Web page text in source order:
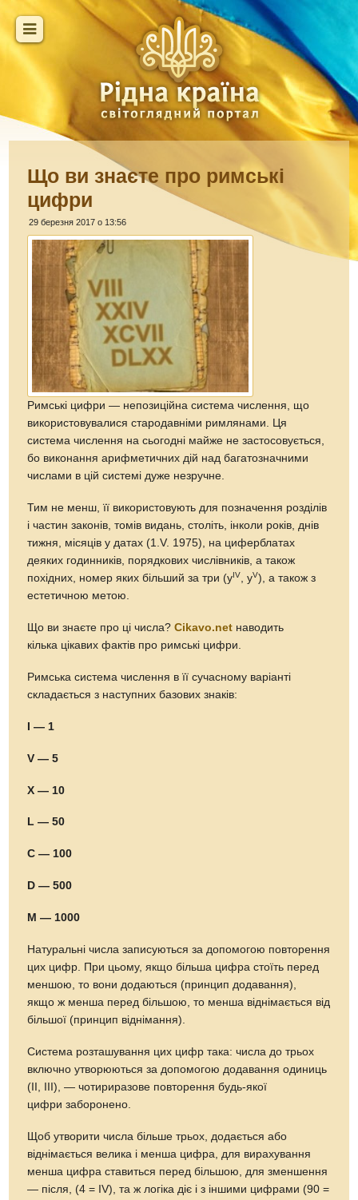
Що ви знаєте про римські
цифри
29 березня 2017 о 13:56
Римські цифри — непозиційна система числення, що
використовувалися стародавніми римлянами. Ця
система числення на сьогодні майже не застосовується,
бо виконання арифметичних дій над багатозначними
числами в цій системі дуже незручне.
Тим не менш, її використовують для позначення розділів
і частин законів, томів видань, століть, інколи років, днів
тижня, місяців у датах (1.V. 1975), на циферблатах
деяких годинників, порядкових числівників, а також
похідних, номер яких більший за три (yIV , yV), а також з
естетичною метою.
Що ви знаєте про ці числа?Сikavo.net наводить
кілька цікавих фактів про римські цифри.
Римська система числення в її сучасному варіанті
складається з наступних базових знаків:
I — 1
V — 5
X — 10
L — 50
C — 100
D — 500
M — 1000
Натуральні числа записуються за допомогою повторення
цих цифр. При цьому, якщо більша цифра стоїть перед
меншою, то вони додаються (принцип додавання),
якщо ж менша перед більшою, то менша віднімається від
більшої (принцип віднімання).
Система розташування цих цифр така: числа до трьох
включно утворюються за допомогою додавання одиниць
(II, III), — чотириразове повторення будь-якої
цифри заборонено.
Щоб утворити числа більше трьох, додається або
віднімається велика і менша цифра, для вирахування
менша цифра ставиться перед більшою, для зменшення
— після, (4 = IV), та ж логіка діє і з іншими цифрами (90 =